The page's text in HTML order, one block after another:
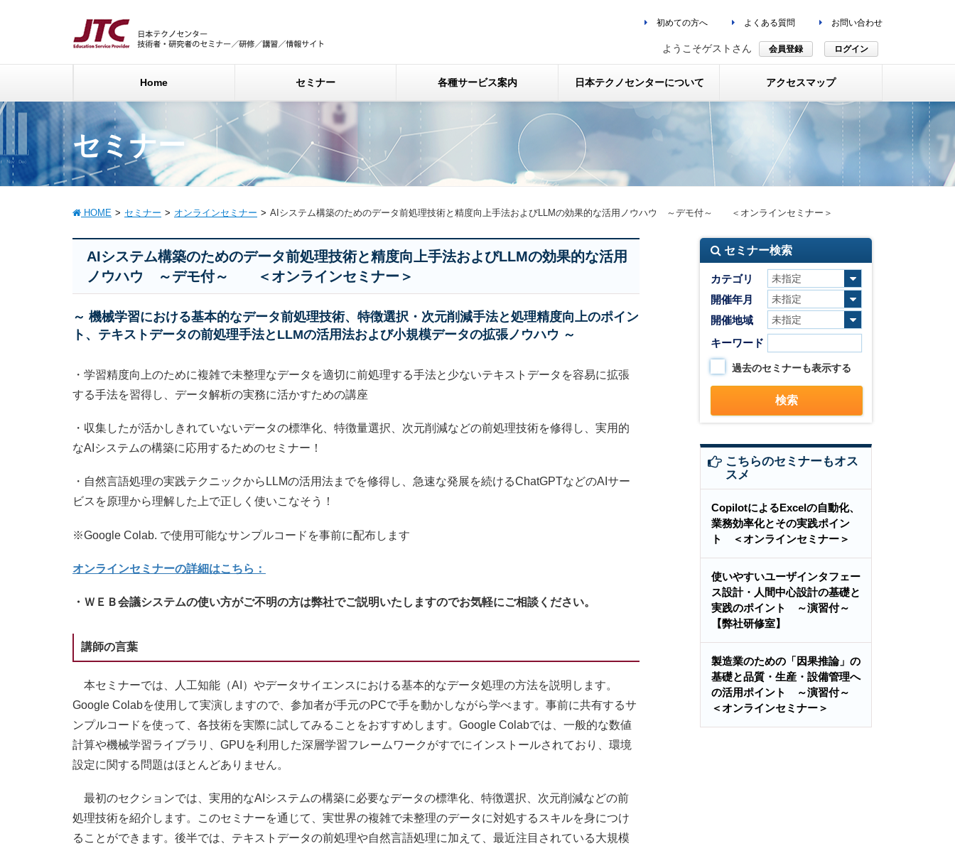
初めての方へ よくある質問 お問い合わせ
ようこそゲストさん 会員登録 ログイン
Home セミナー 各種サービス案内 日本テクノセンターについて アクセスマップ
セミナー
HOME セミナー オンラインセミナー AIシステム構築のためのデータ前処理技術と精度向上手法およびLLMの効果的な活用ノウハウ ～デモ付～ ＜オンラインセミナー＞
AIシステム構築のためのデータ前処理技術と精度向上手法およびLLMの効果的な活用
ノウハウ ～デモ付～ ＜オンラインセミナー＞
～ 機械学習における基本的なデータ前処理技術、特徴選択・次元削減手法と処理精度向上のポイン
ト、テキストデータの前処理手法とLLMの活用法および小規模データの拡張ノウハウ ～
・学習精度向上のために複雑で未整理なデータを適切に前処理する手法と少ないテキストデータを容易に拡張
する手法を習得し、データ解析の実務に活かすための講座
・収集したが活かしきれていないデータの標準化、特徴量選択、次元削減などの前処理技術を修得し、実用的
なAIシステムの構築に応用するためのセミナー！
・自然言語処理の実践テクニックからLLMの活用法までを修得し、急速な発展を続けるChatGPTなどのAIサー
ビスを原理から理解した上で正しく使いこなそう！
※Google Colab. で使用可能なサンプルコードを事前に配布します
オンラインセミナーの詳細はこちら：
・ＷＥＢ会議システムの使い方がご不明の方は弊社でご説明いたしますのでお気軽にご相談ください。
講師の言葉
本セミナーでは、人工知能（AI）やデータサイエンスにおける基本的なデータ処理の方法を説明します。
Google Colabを使用して実演しますので、参加者が手元のPCで手を動かしながら学べます。事前に共有するサ
ンプルコードを使って、各技術を実際に試してみることをおすすめします。Google Colabでは、一般的な数値
計算や機械学習ライブラリ、GPUを利用した深層学習フレームワークがすでにインストールされており、環境
設定に関する問題はほとんどありません。
最初のセクションでは、実用的なAIシステムの構築に必要なデータの標準化、特徴選択、次元削減などの前
処理技術を紹介します。このセミナーを通じて、実世界の複雑で未整理のデータに対処するスキルを身につけ
ることができます。後半では、テキストデータの前処理や自然言語処理に加えて、最近注目されている大規模
セミナー検索
カテゴリ
開催年月
開催地域
キーワード
過去のセミナーも表示する
こちらのセミナーもオス
スメ
CopilotによるExcelの自動化、
業務効率化とその実践ポイン
ト ＜オンラインセミナー＞
使いやすいユーザインタフェー
ス設計・人間中心設計の基礎と
実践のポイント ～演習付～
【弊社研修室】
製造業のための「因果推論」の
基礎と品質・生産・設備管理へ
の活用ポイント ～演習付～
＜オンラインセミナー＞